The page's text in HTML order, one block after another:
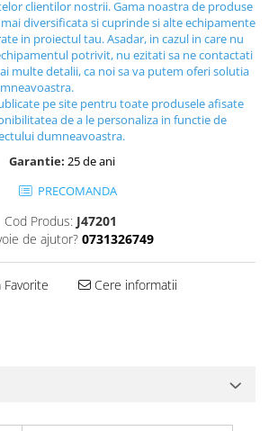
clientilor nostrii. Gama noastra de produse
diversificata si cuprinde si alte echipamente
in proiectul tau. Asadar, in cazul in care nu
potrivit, nu ezitati sa ne contactati
multe detalii, ca noi sa va putem oferi solutia
pe site pentru toate produsele afisate
de a le personaliza in functie de
dumneavoastra.
Garantie: 25 de ani
PRECOMANDA
Cod Produs: J47201
de ajutor? 0731326749
Cere informatii